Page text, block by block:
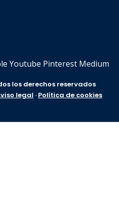
Youtube Pinterest Medium
los derechos reservados
legal · Política de cookies